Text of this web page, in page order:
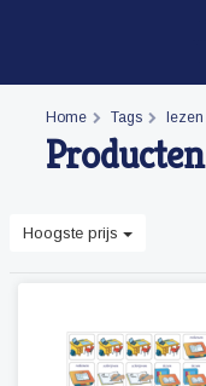
Home Tags lezen
Hoogste prijs